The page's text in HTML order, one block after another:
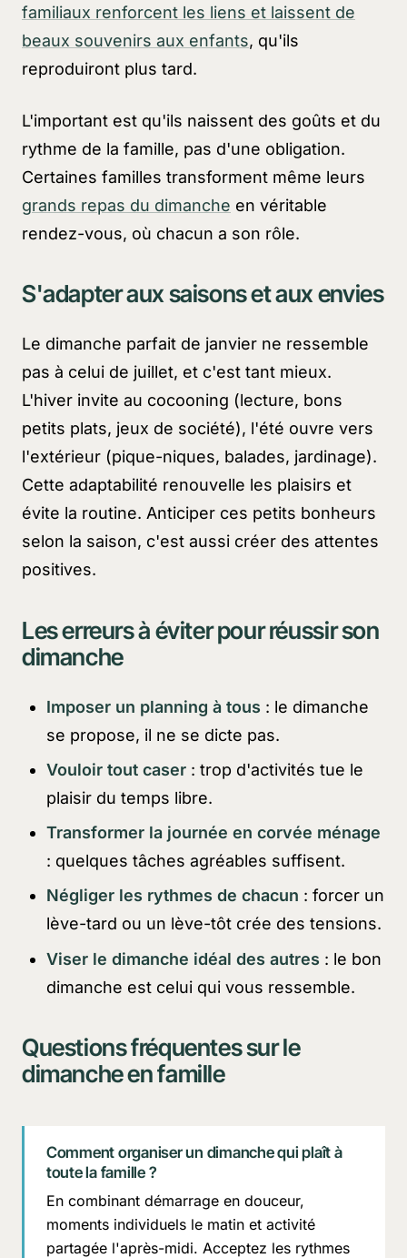
familiaux renforcent les liens et laissent de
beaux souvenirs aux enfants, qu'ils
reproduiront plus tard.
L'important est qu'ils naissent des goûts et du
rythme de la famille, pas d'une obligation.
Certaines familles transforment même leurs
grands repas du dimanche en véritable
rendez-vous, où chacun a son rôle.
S'adapter aux saisons et aux envies
Le dimanche parfait de janvier ne ressemble
pas à celui de juillet, et c'est tant mieux.
L'hiver invite au cocooning (lecture, bons
petits plats, jeux de société), l'été ouvre vers
l'extérieur (pique-niques, balades, jardinage).
Cette adaptabilité renouvelle les plaisirs et
évite la routine. Anticiper ces petits bonheurs
selon la saison, c'est aussi créer des attentes
positives.
Les erreurs à éviter pour réussir son
dimanche
Imposer un planning à tous : le dimanche
se propose, il ne se dicte pas.
Vouloir tout caser : trop d'activités tue le
plaisir du temps libre.
Transformer la journée en corvée ménage
: quelques tâches agréables suffisent.
Négliger les rythmes de chacun : forcer un
lève-tard ou un lève-tôt crée des tensions.
Viser le dimanche idéal des autres : le bon
dimanche est celui qui vous ressemble.
Questions fréquentes sur le
dimanche en famille
Comment organiser un dimanche qui plaît à
toute la famille ?
En combinant démarrage en douceur,
moments individuels le matin et activité
partagée l'après-midi. Acceptez les rythmes